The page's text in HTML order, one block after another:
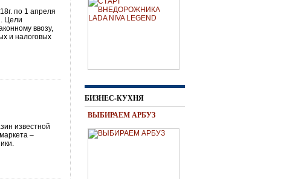
по 1 апреля
Цели
ввозу,
и налоговых
известной
–
БИЗНЕС-КУХНЯ
ВЫБИРАЕМ АРБУЗ